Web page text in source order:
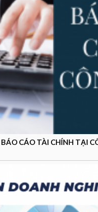
CÁO TÀI CHÍNH TẠI